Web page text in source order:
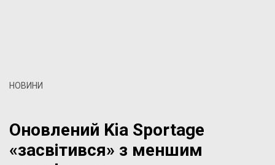
НОВИНИ
Оновлений Kia Sportage
«засвітився» з меншим